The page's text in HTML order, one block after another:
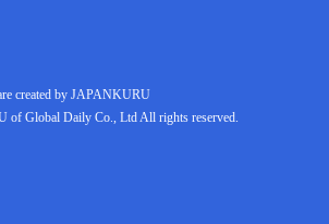
created by JAPANKURU
Global Daily Co., Ltd All rights reserved.